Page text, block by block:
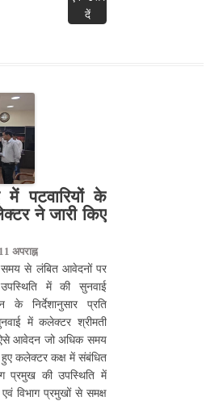
दें
पटवारियों के
ने जारी किए
अपराह्न
से लंबित आवेदनों पर
में की सुनवाई
के निर्देशानुसार प्रति
में कलेक्टर श्रीमती
ऐसे आवेदन जो अधिक समय
हुए कलेक्टर कक्ष में संबंधित
प्रमुख की उपस्थिति में
विभाग प्रमुखों से समक्ष